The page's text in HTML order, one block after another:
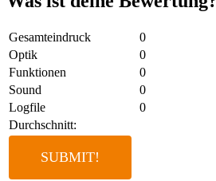
Gesamteindruck
0
Optik
0
Funktionen
0
Sound
0
Logfile
0
Durchschnitt: